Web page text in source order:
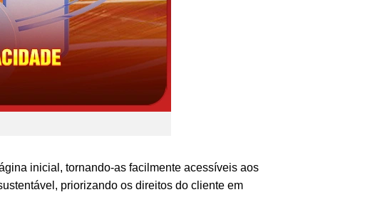
inicial, tornando-as facilmente acessíveis aos
priorizando os direitos do cliente em